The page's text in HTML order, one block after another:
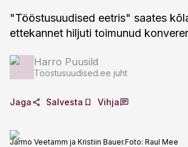
"Tööstusuudised eetris" saates
ettekannet hiljuti toimunud
Harro Puusild
Tööstusuudised.ee juht
Jaga Salvesta Vihja
Jarmo Veetamm ja Kristiin Bauer.Foto: Raul Mee